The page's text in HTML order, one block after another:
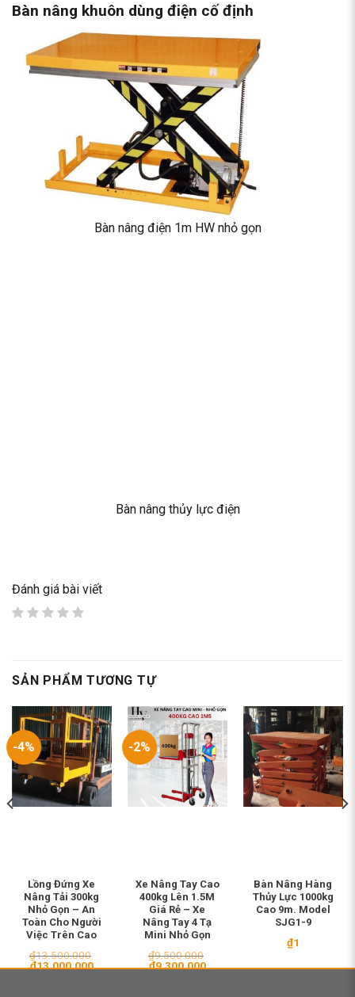
Bàn nâng khuôn dùng điện cố định
Bàn nâng điện 1m HW nhỏ gọn
Bàn nâng thủy lực điện
Đánh giá bài viết
SẢN PHẨM TƯƠNG TỰ
-4%
Lồng Đứng Xe
Nâng Tải 300kg
Nhỏ Gọn – An
Toàn Cho Người
Việc Trên Cao
₫13.500.000
Giá
₫13.000.000Giá
-2%
Xe Nâng Tay Cao
400kg Lên 1.5M
Giá Rẻ – Xe
Nâng Tay 4 Tạ
Mini Nhỏ Gọn
₫9.500.000
Giá
₫9.300.000Giá
Bàn Nâng Hàng
Thủy Lực 1000kg
Cao 9m. Model
SJG1-9
₫1